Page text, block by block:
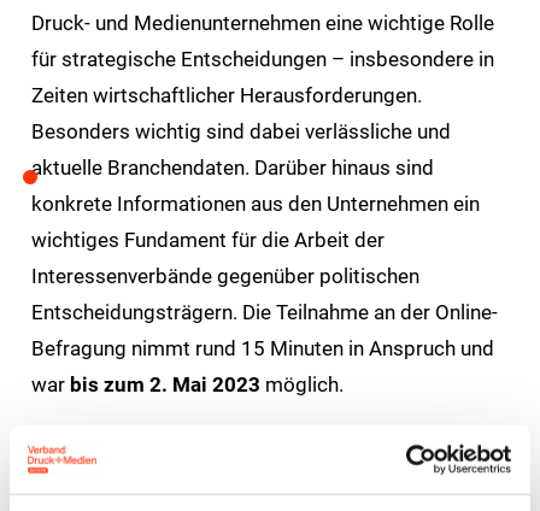
Druck- und Medienunternehmen eine wichtige Rolle
für strategische Entscheidungen – insbesondere in
Zeiten wirtschaftlicher Herausforderungen.
Besonders wichtig sind dabei verlässliche und
aktuelle Branchendaten. Darüber hinaus sind
konkrete Informationen aus den Unternehmen ein
wichtiges Fundament für die Arbeit der
Interessenverbände gegenüber politischen
Entscheidungsträgern. Die Teilnahme an der Online-
Befragung nimmt rund 15 Minuten in Anspruch und
war bis zum 2. Mai 2023 möglich.
(Die Umfrage ist beendet)